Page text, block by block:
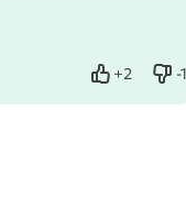
+2
Нравится -1